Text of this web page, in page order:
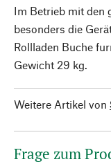
Im Betrieb mit den
besonders die
Rollladen Buche
Gewicht 29 kg.
Weitere Artikel von
Frage zum